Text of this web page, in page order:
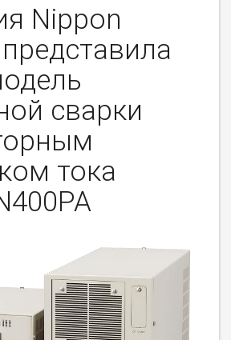
Nippon
сварки
тока